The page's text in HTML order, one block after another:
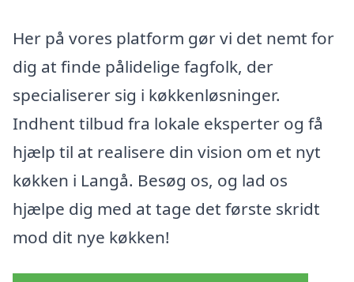
Her på vores platform gør vi det nemt for
dig at finde pålidelige fagfolk, der
specialiserer sig i køkkenløsninger.
Indhent tilbud fra lokale eksperter og få
hjælp til at realisere din vision om et nyt
køkken i Langå. Besøg os, og lad os
hjælpe dig med at tage det første skridt
mod dit nye køkken!